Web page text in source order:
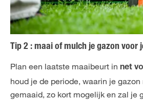
Tip 2 : maai of mulch je gazon voor
Plan een laatste maaibeurt in net
houd je de periode, waarin je
gemaaid, zo kort mogelijk en zal je